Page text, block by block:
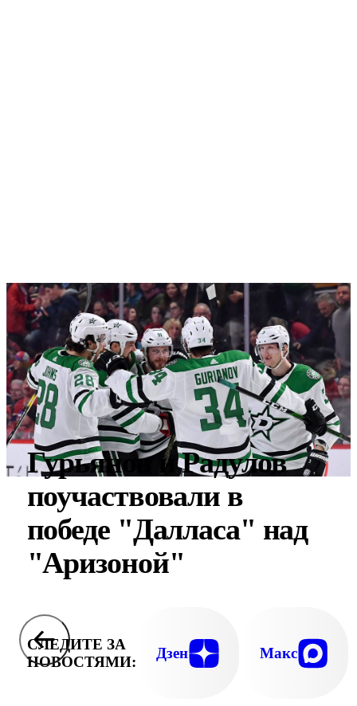
Гурьянов и Радулов
поучаствовали в
победе "Далласа" над
"Аризоной"
СЛЕДИТЕ ЗА
НОВОСТЯМИ:
Дзен Макс